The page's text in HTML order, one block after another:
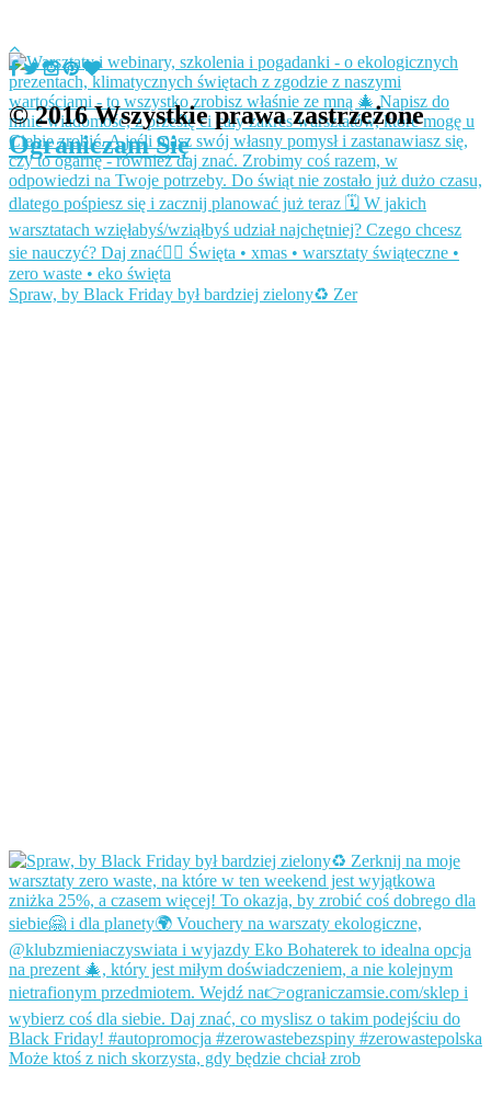
Spraw, by Black Friday był bardziej zielony♻️ Zer
Może ktoś z nich skorzysta, gdy będzie chciał zrob
© 2016 Wszystkie prawa zastrzeżone
Ograniczam Się